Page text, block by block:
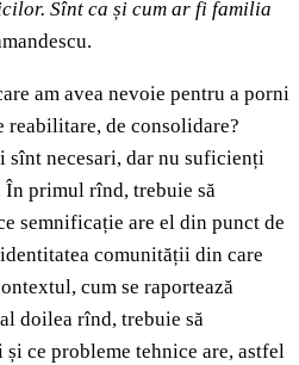
Sînt ca și cum ar fi familia
am avea nevoie pentru a porni
reabilitare, de consolidare?
sînt necesari, dar nu suficienți
În primul rînd, trebuie să
semnificație are el din punct de
comunității din care
cum se raportează
doilea rînd, trebuie să
ce probleme tehnice are, astfel